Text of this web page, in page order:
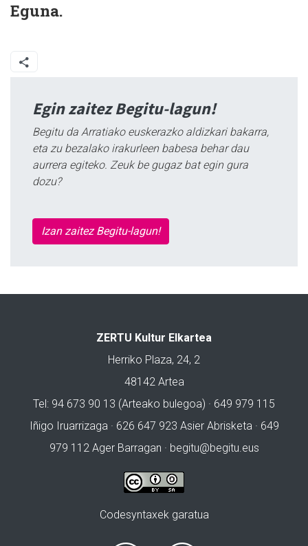
Eguna.
Egin zaitez Begitu-lagun!
Begitu da Arratiako euskerazko aldizkari bakarra,
eta zu bezalako irakurleen babesa behar dau
aurrera egiteko. Zeuk be gugaz bat egin gura
dozu?
Izan zaitez Begitu-lagun!
ZERTU Kultur Elkartea
Herriko Plaza, 24, 2
48142 Artea
Tel: 94 673 90 13 (Arteako bulegoa) · 649 979 115
Iñigo Iruarrizaga · 626 647 923 Asier Abrisketa · 649
979 112 Ager Barragan · begitu@begitu.eus
Codesyntaxek garatua